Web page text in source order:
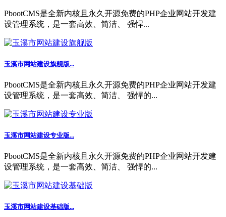
PbootCMS是全新内核且永久开源免费的PHP企业网站开发建
设管理系统，是一套高效、简洁、 强悍...
玉溪市网站建设旗舰版...
PbootCMS是全新内核且永久开源免费的PHP企业网站开发建
设管理系统，是一套高效、简洁、 强悍的...
玉溪市网站建设专业版...
PbootCMS是全新内核且永久开源免费的PHP企业网站开发建
设管理系统，是一套高效、简洁、 强悍的...
玉溪市网站建设基础版...